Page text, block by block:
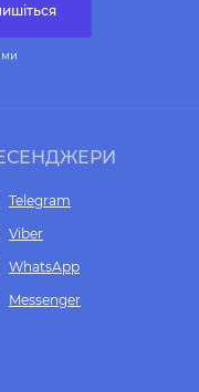
Telegram
Viber
WhatsApp
Messenger